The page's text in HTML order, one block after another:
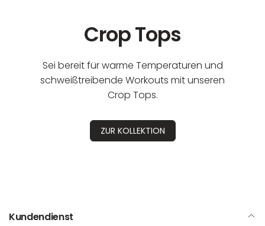
Crop Tops
Sei bereit für warme Temperaturen und
schweißtreibende Workouts mit unseren
Crop Tops.
ZUR KOLLEKTION
Kundendienst